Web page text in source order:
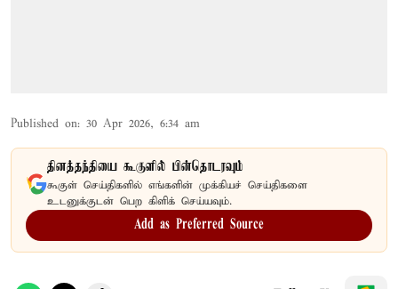
Published on: 30 Apr 2026, 6:34 am
தினத்தந்தியை கூகுளில் பின்தொடரவும்
கூகுள் செய்திகளில் எங்களின் முக்கியச் செய்திகளை
உடனுக்குடன் பெற கிளிக் செய்யவும்.
Add as Preferred Source